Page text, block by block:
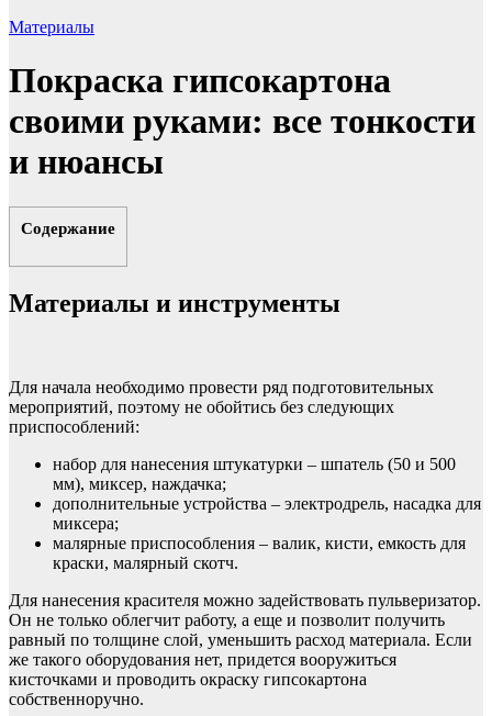
Материалы
Покраска гипсокартона
своими руками: все тонкости
и нюансы
Содержание
Материалы и инструменты
Для начала необходимо провести ряд подготовительных
мероприятий, поэтому не обойтись без следующих
приспособлений:
набор для нанесения штукатурки – шпатель (50 и 500
мм), миксер, наждачка;
дополнительные устройства – электродрель, насадка для
миксера;
малярные приспособления – валик, кисти, емкость для
краски, малярный скотч.
Для нанесения красителя можно задействовать пульверизатор.
Он не только облегчит работу, а еще и позволит получить
равный по толщине слой, уменьшить расход материала. Если
же такого оборудования нет, придется вооружиться
кисточками и проводить окраску гипсокартона
собственноручно.